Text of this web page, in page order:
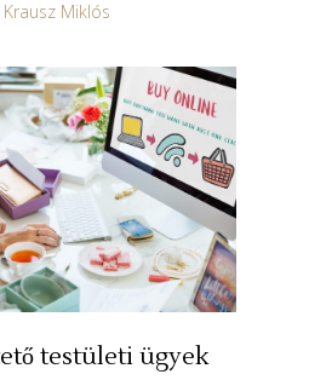
Krausz Miklós
testületi ügyek